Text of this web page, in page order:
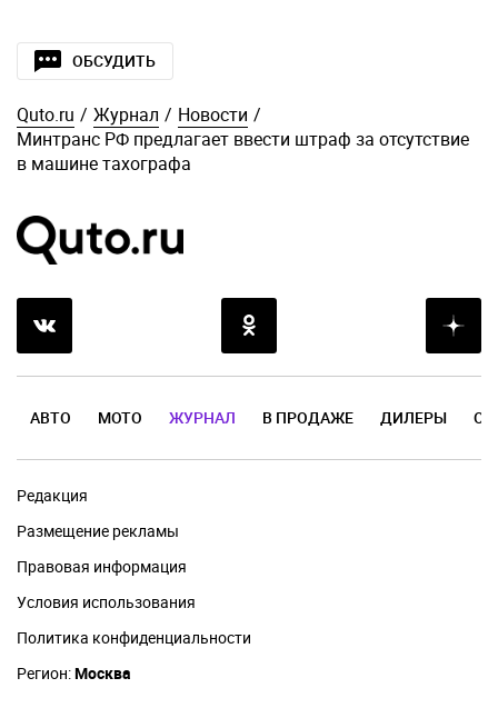
ОБСУДИТЬ
Quto.ru / Журнал / Новости /
Минтранс РФ предлагает ввести штраф за отсутствие
в машине тахографа
АВТО МОТО ЖУРНАЛ В ПРОДАЖЕ ДИЛЕРЫ
Редакция
Размещение рекламы
Правовая информация
Условия использования
Политика конфиденциальности
Регион:Москва